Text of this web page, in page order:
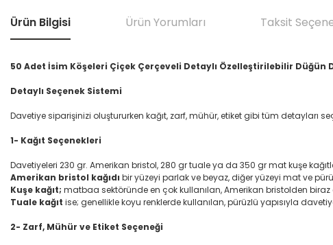
Ürün Bilgisi Ürün Yorumları Taksit
50 Adet İsim Köşeleri Çiçek Çerçeveli Detaylı Özelleştirilebilir Düğün
Detaylı Seçenek Sistemi
Davetiye siparişinizi oluştururken kağıt, zarf, mühür, etiket gibi tüm detayları
1- Kağıt Seçenekleri
Davetiyeleri 230 gr. Amerikan bristol, 280 gr tuale ya da 350 gr mat kuşe
Amerikan bristol kağıdı bir yüzeyi parlak ve beyaz, diğer yüzeyi mat ve
Kuşe kağıt; matbaa sektöründe en çok kullanılan, Amerikan bristolden biraz
Tuale kağıt ise; genellikle koyu renklerde kullanılan, pürüzlü yapısıyla
2- Zarf, Mühür ve Etiket Seçeneği